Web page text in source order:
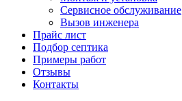
Сервисное обслуживание
Вызов инженера
Прайс лист
Подбор септика
Примеры работ
Отзывы
Контакты